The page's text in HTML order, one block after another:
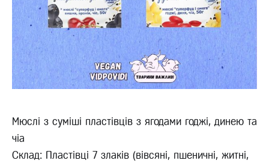
Мюслі з суміші пластівців з ягодами годжі, динею та
чіа
Склад: Пластівці 7 злаків (вівсяні, пшеничні, житні,